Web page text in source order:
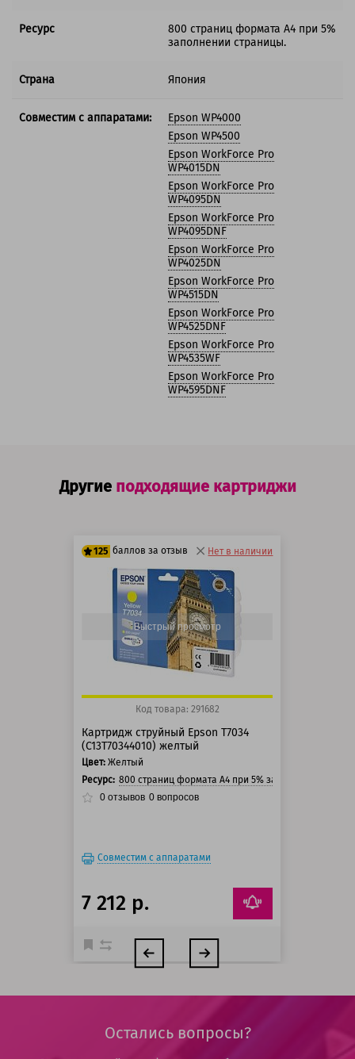
Ресурс
800 страниц формата А4 при 5%
заполнении страницы.
Страна Япония
Совместим с аппаратами:
Epson WP4000
Epson WP4500
Epson WorkForce Pro
WP4015DN
Epson WorkForce Pro
WP4095DN
Epson WorkForce Pro
WP4095DNF
Epson WorkForce Pro
WP4025DN
Epson WorkForce Pro
WP4515DN
Epson WorkForce Pro
WP4525DNF
Epson WorkForce Pro
WP4535WF
Epson WorkForce Pro
WP4595DNF
Другие подходящие картриджи
125 баллов за отзыв
100 баллов
125 баллов
Нет в наличии
Быстрый просмотр
Код товара: 291682
Картридж струйный Epson T7034
(C13T70344010) желтый
Цвет: Желтый
Ресурс: 800 страниц формата А4 при 5% заполнении
0 отзывов 0 вопросов
Совместим с аппаратами
7 212 р.
Остались вопросы?